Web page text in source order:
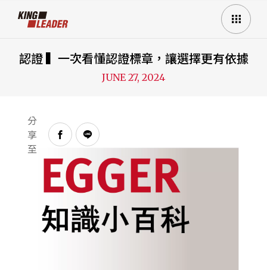
認證 ▍一次看懂認證標章，讓選擇更有依據
JUNE 27, 2024
分
享
至